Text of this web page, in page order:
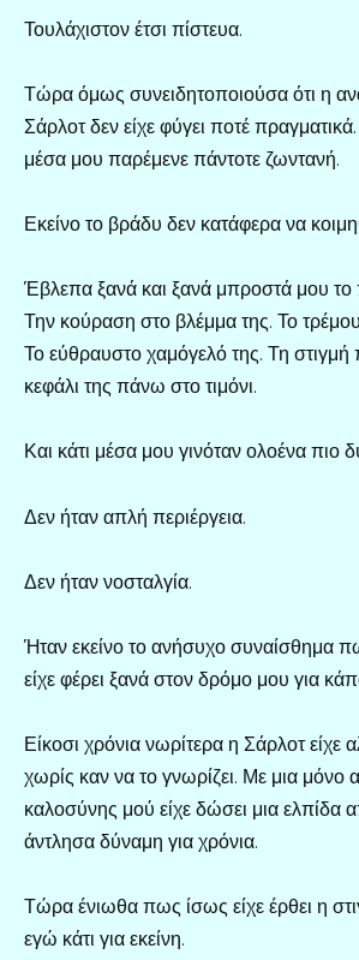
Τουλάχιστον έτσι πίστευα.
Τώρα όμως συνειδητοποιούσα ότι η
Σάρλοτ δεν είχε φύγει ποτέ
μέσα μου παρέμενε πάντοτε ζωντανή.
Εκείνο το βράδυ δεν κατάφερα να
Έβλεπα ξανά και ξανά μπροστά μου
Την κούραση στο βλέμμα της. Το
Το εύθραυστο χαμόγελό της. Τη
κεφάλι της πάνω στο τιμόνι.
Και κάτι μέσα μου γινόταν ολοένα πιο
Δεν ήταν απλή περιέργεια.
Δεν ήταν νοσταλγία.
Ήταν εκείνο το ανήσυχο συναίσθημα
είχε φέρει ξανά στον δρόμο μου για
Είκοσι χρόνια νωρίτερα η Σάρλοτ είχε
χωρίς καν να το γνωρίζει. Με μια
καλοσύνης μού είχε δώσει μια ελπίδα
άντλησα δύναμη για χρόνια.
Τώρα ένιωθα πως ίσως είχε έρθει η
εγώ κάτι για εκείνη.